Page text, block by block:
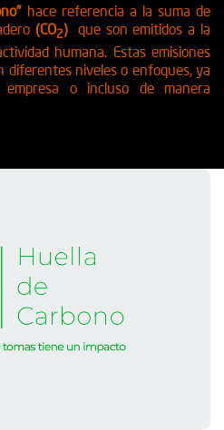
hace referencia a la suma de
(CO2) que son emitidos a la
humana. Estas emisiones
diferentes niveles o enfoques, ya
o incluso de manera